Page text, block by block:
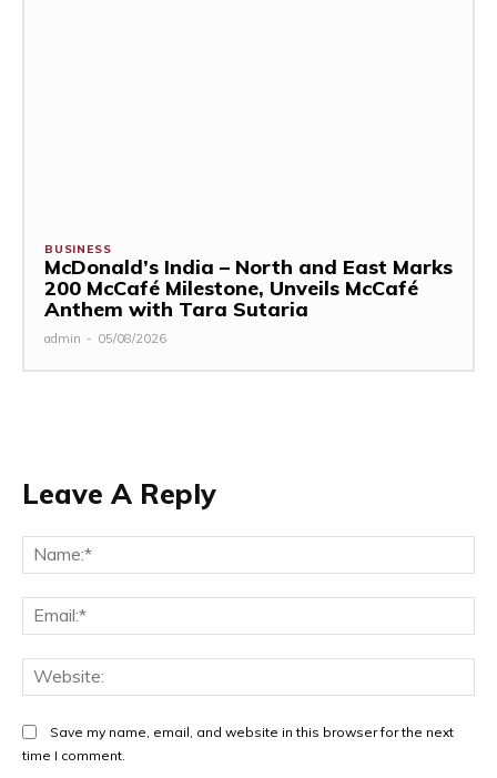
BUSINESS
McDonald’s India – North and East Marks
200 McCafé Milestone, Unveils McCafé
Anthem with Tara Sutaria
admin - 05/08/2026
Leave A Reply
Save my name, email, and website in this browser for the next
time I comment.